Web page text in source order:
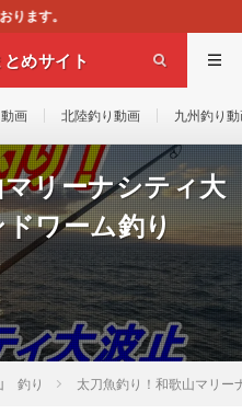
めサイト
画 北陸釣り動画 九州釣り
リーナシティ大
ワーム釣り
釣り 太刀魚釣り！和歌山マリ